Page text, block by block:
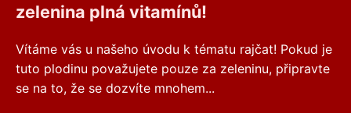
zelenina plná vitamínů!
Vítáme vás u našeho úvodu k tématu rajčat! Pokud je
tuto plodinu považujete pouze za zeleninu, připravte
se na to, že se dozvíte mnohem...